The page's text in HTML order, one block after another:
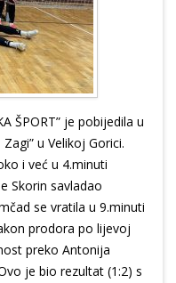
ŠPORT” je pobijedila u
u Velikoj Gorici.
i već u 4.minuti
Skorin savladao
se vratila u 9.minuti
prodora po lijevoj
preko Antonija
je bio rezultat (1:2) s